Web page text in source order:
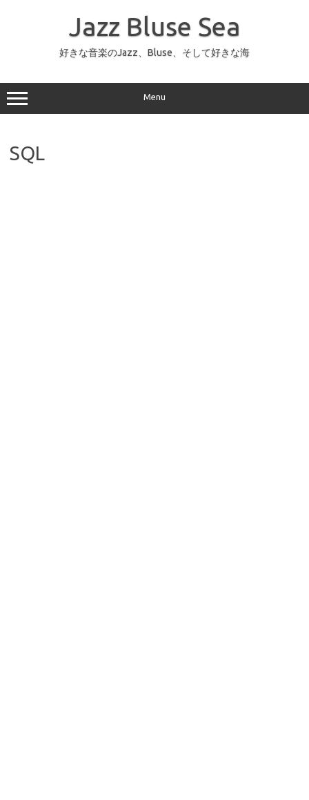
ッ
プ
Jazz Bluse Sea
好きな音楽のJazz、Bluse、そして好きな海
Menu
SQL